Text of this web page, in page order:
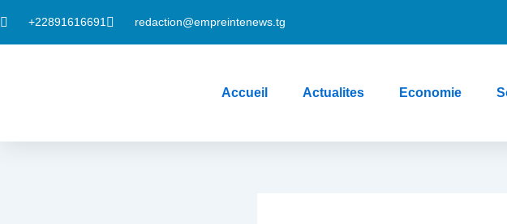
au
+22891616691 redaction@empreintenews.tg
Accueil Actualites Economie